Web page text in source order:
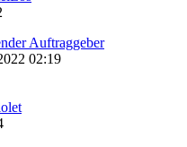
Auftraggeber
02:19